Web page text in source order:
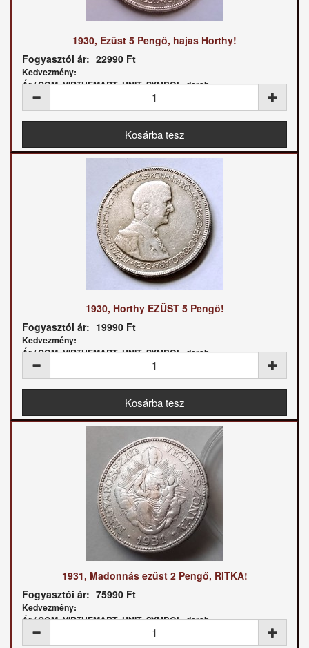
1930, Ezüst 5 Pengő, hajas Horthy!
Fogyasztói ár: 22990 Ft
Kedvezmény:
Ár / COM_VIRTUEMART_UNIT_SYMBOL_darab:
1930, Horthy EZÜST 5 Pengő!
Fogyasztói ár: 19990 Ft
Kedvezmény:
Ár / COM_VIRTUEMART_UNIT_SYMBOL_darab:
1931, Madonnás ezüst 2 Pengő, RITKA!
Fogyasztói ár: 75990 Ft
Kedvezmény:
Ár / COM_VIRTUEMART_UNIT_SYMBOL_darab: